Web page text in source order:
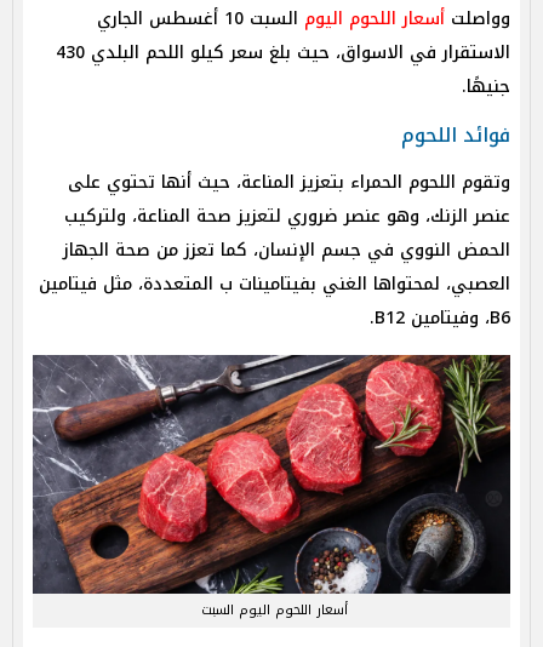
وواصلت أسعار اللحوم اليوم
السبت 10 أغسطس الجاري
الاستقرار في الاسواق، حيث بلغ سعر كيلو اللحم البلدي 430
جنيهًا.
فوائد اللحوم
وتقوم اللحوم الحمراء بتعزيز المناعة، حيث أنها تحتوي على
عنصر الزنك، وهو عنصر ضروري لتعزيز صحة المناعة، ولتركيب
الحمض النووي في جسم الإنسان، كما تعزز من صحة الجهاز
العصبي، لمحتواها الغني بفيتامينات ب المتعددة، مثل فيتامين
B6، وفيتامين B12.
أسعار اللحوم اليوم السبت